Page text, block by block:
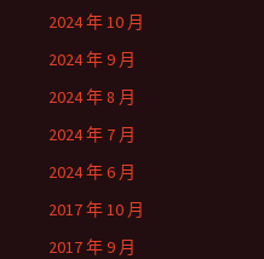
2024 年 10 月
2024 年 9 月
2024 年 8 月
2024 年 7 月
2024 年 6 月
2017 年 10 月
2017 年 9 月